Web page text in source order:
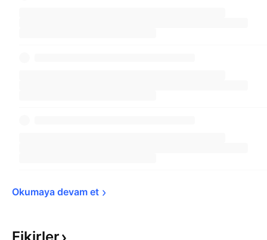
Okumaya devam et